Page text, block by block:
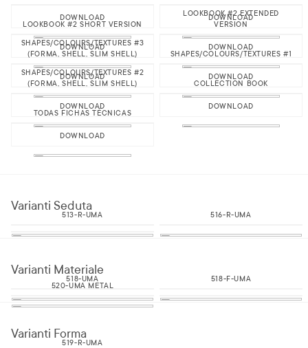
DOWNLOAD
DOWNLOAD
LOOKBOOK #2 SHORT VERSION
DOWNLOAD
LOOKBOOK #2 EXTENDED
VERSION
DOWNLOAD
SHAPES/COLOURS/TEXTURES #3
(FORMA, SHELL, SLIM SHELL)
DOWNLOAD
SHAPES/COLOURS/TEXTURES #1
DOWNLOAD
SHAPES/COLOURS/TEXTURES #2
(FORMA, SHELL, SLIM SHELL)
DOWNLOAD
COLLECTION BOOK
DOWNLOAD
TODAS FICHAS TÉCNICAS
DOWNLOAD
Varianti Seduta
513-R-UMA 516-R-UMA
Varianti Materiale
518-UMA 518-F-UMA
520-UMA METAL
Varianti Forma
519-R-UMA